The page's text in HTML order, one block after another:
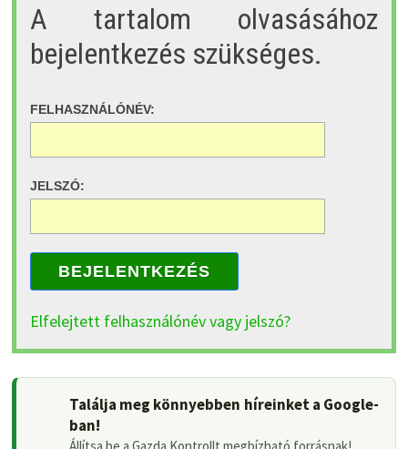
A tartalom olvasásához
bejelentkezés szükséges.
FELHASZNÁLÓNÉV:
JELSZÓ:
BEJELENTKEZÉS
Elfelejtett felhasználónév vagy jelszó?
Találja meg könnyebben híreinket a Google-
ban!